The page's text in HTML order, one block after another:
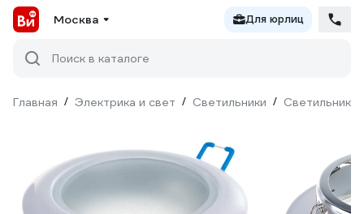
Москва Для юрлиц
Поиск в каталоге
Главная / Электрика и свет / Светильники / Светильники